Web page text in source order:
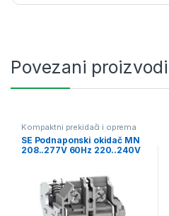
Povezani proizvodi
Kompaktni prekidači i oprema
SE Podnaponski okidač MN
208..277V 60Hz 220..240V